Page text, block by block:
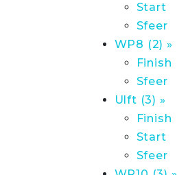
Start
Sfeer
WP8 (2) »
Finish
Sfeer
Ulft (3) »
Finish
Start
Sfeer